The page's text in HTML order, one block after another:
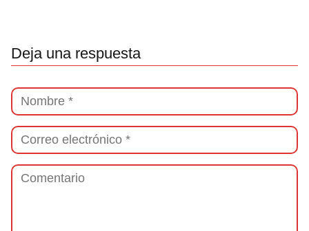
Deja una respuesta